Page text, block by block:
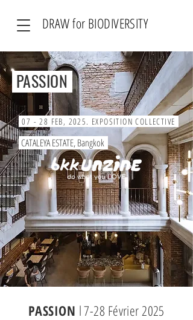
DRAW for BIODIVERSITY
PASSION
07 - 28 FEB, 2025. EXPOSITION COLLECTIVE
CATALEYA ESTATE, Bangkok
PASSION l 7-28 Février 2025